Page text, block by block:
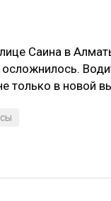
Саина в
только в новой